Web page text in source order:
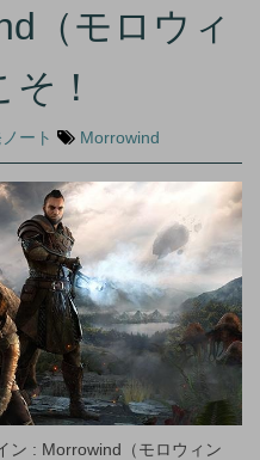
（モロウィ
！
ート Morrowind
ン : Morrowind（モロウィン